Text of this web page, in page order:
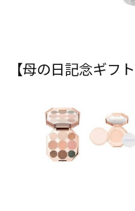
【母の日記念ギフ